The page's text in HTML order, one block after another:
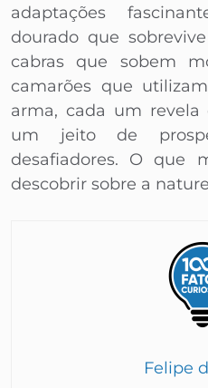
adaptações
dourado que
cabras que sobem
camarões que
arma, cada um
um jeito de
desafiadores. O que
descobrir sobre a
Felipe